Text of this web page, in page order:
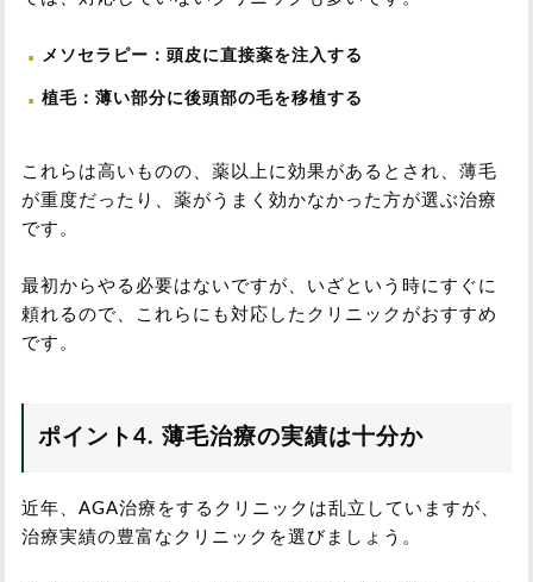
メソセラピー：頭皮に直接薬を注入する
植毛：薄い部分に後頭部の毛を移植する
これらは高いものの、薬以上に効果があるとされ、薄毛
が重度だったり、薬がうまく効かなかった方が選ぶ治療
です。
最初からやる必要はないですが、いざという時にすぐに
頼れるので、これらにも対応したクリニックがおすすめ
です。
ポイント4. 薄毛治療の実績は十分か
近年、AGA治療をするクリニックは乱立していますが、
治療実績の豊富なクリニックを選びましょう。